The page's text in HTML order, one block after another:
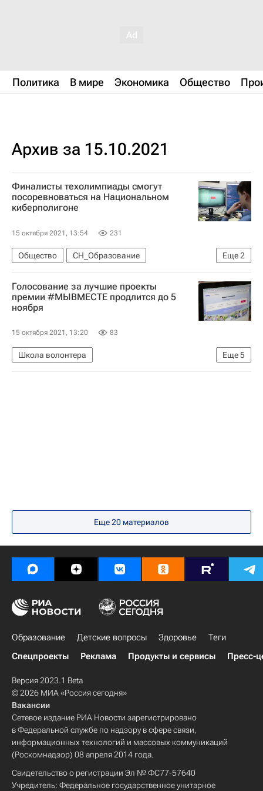
Политика В мире Экономика Общество
Архив за 15.10.2021
Финалисты техолимпиады смогут
посоревноваться на Национальном
киберполигоне
15 октября 2021, 13:54 231
Еще2
Общество
СН_Образование
Социальный навигатор
Информационная безопасность
Голосование за лучшие проекты
премии #МЫВМЕСТЕ продлится до 5
ноября
15 октября 2021, 13:20 83
Еще5
Школа волонтера
Федеральное агентство по делам молодежи (Росмолодежь)
Еще 20 материалов
Образование Детские вопросы Здоровье
Теги
Спецпроекты
Реклама Продукты и сервисы Пресс-
Версия 2023.1 Beta
© 2026 МИА «Россия сегодня»
Вакансии
Сетевое издание РИА Новости зарегистрировано
в Федеральной службе по надзору в сфере связи,
информационных технологий и массовых коммуникаций
(Роскомнадзор) 08 апреля 2014 года.
Свидетельство о регистрации Эл № ФС77-57640
Учредитель: Федеральное государственное унитарное